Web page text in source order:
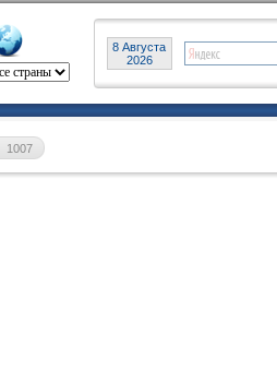
8 Августа
2026
1007